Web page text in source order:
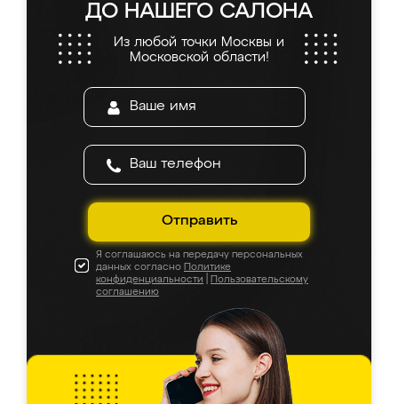
ДО НАШЕГО САЛОНА
Из любой точки Москвы и
Московской области!
Отправить
Я соглашаюсь на передачу персональных
данных согласно Политике
конфиденциальности
Пользовательскому
соглашению